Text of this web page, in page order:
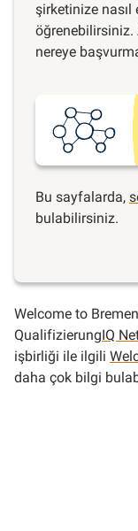
şirketinize nasıl
öğrenebilirsiniz.
nereye
Bu sayfalarda,
bulabilirsiniz.
Welcome to
QualifizierungIQ
işbirliği ile ilgili
daha çok bilgi